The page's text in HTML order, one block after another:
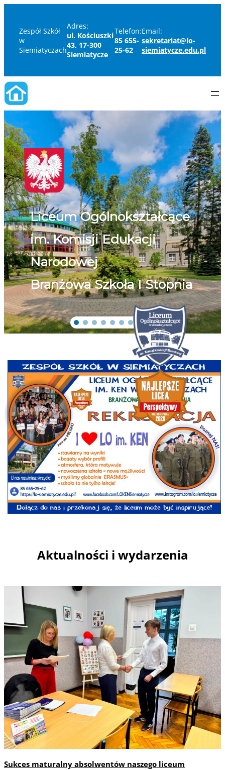
Zespół Szkół
w
Siemiatyczach
Adres:
ul. Kościuszki
43, 17-300
Siemiatycze
Telefon:
85 655-
25-62
Email:
sekretariat@lo-
siemiatycze.edu.pl
Liceum Ogólnokształcące
im. Komisji Edukacji
Narodowej
Branżowa Szkoła I Stopnia
Aktualności i wydarzenia
Sukces maturalny absolwentów naszego liceum